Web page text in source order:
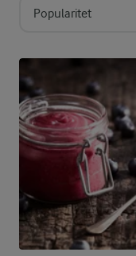
Popularitet